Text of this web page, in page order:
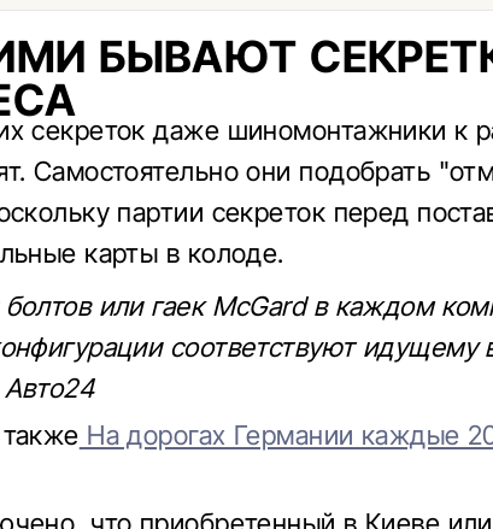
БЫВАЮТ
секреток даже шиномонтажники к
Самостоятельно они подобрать
партии секреток перед
карты в колоде.
или гаек McGard в каждом
соответствуют идущему
На дорогах Германии каждые